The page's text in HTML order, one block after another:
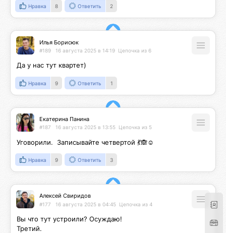
Нравка 8 Ответить 2
Илья Борисюк
#189 16 августа 2025 в 14:19 Цепочка из 6
Да у нас тут квартет)
Нравка 9 Ответить 1
Екатерина Панина
#187 16 августа 2025 в 13:55 Цепочка из 5
Уговорили.  Записывайте четвертой 💃🙈☺️
Нравка 9 Ответить 3
Алексей Свиридов
#177 16 августа 2025 в 04:45 Цепочка из 4
Вы что тут устроили? Осуждаю!
Третий.